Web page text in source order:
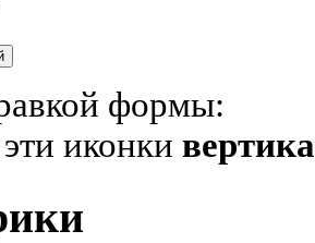
формы:
иконки